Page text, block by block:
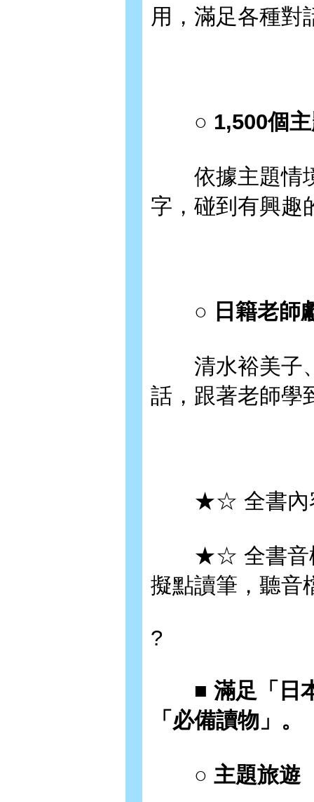
用，滿足各種對
○ 1,500個主
依據主題情境
字，碰到有興趣
○ 日籍老師
清水裕美子、
話，跟著老師學
★☆ 全書內容
★☆ 全書音檔
擬點讀筆，聽
?
■ 滿足「日本
「必備讀物」。
○ 主題旅遊